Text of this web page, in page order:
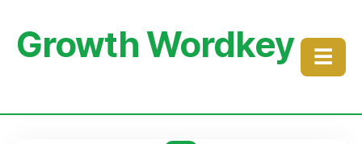
Growth Wordkey ☰